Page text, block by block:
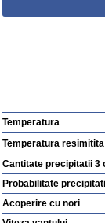
Temperatura
Temperatura resimitita
Cantitate precipitatii 3
Probabilitate
Acoperire cu nori